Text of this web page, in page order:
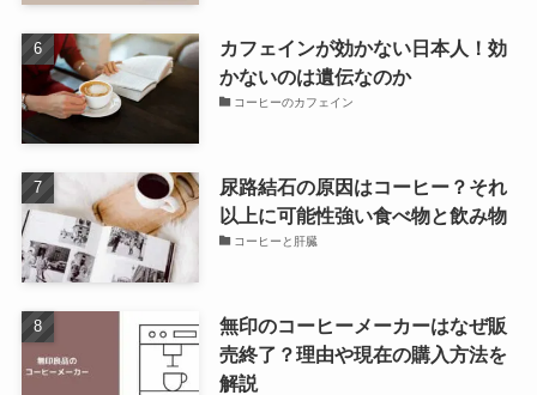
カフェインが効かない日本人！効
かないのは遺伝なのか
コーヒーのカフェイン
尿路結石の原因はコーヒー？それ
以上に可能性強い食べ物と飲み物
コーヒーと肝臓
無印のコーヒーメーカーはなぜ販
売終了？理由や現在の購入方法を
解説